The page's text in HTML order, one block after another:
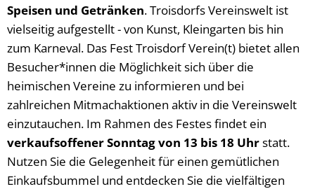
Speisen und Getränken. Troisdorfs Vereinswelt ist
vielseitig aufgestellt - von Kunst, Kleingarten bis hin
zum Karneval. Das Fest Troisdorf Verein(t) bietet allen
Besucher*innen die Möglichkeit sich über die
heimischen Vereine zu informieren und bei
zahlreichen Mitmachaktionen aktiv in die Vereinswelt
einzutauchen. Im Rahmen des Festes findet ein
verkaufsoffener Sonntag von 13 bis 18 Uhrstatt.
Nutzen Sie die Gelegenheit für einen gemütlichen
Einkaufsbummel und entdecken Sie die vielfältigen